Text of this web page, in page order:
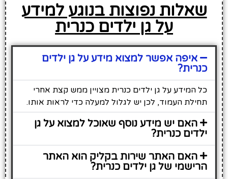
שאלות נפוצות בנוגע למידע
על גן ילדים כנרית
איפה אפשר למצוא מידע על גן ילדים
כנרית?
כל המידע על גן ילדים כנרית מצויין ממש קצת אחרי
תחילת העמוד, לכן יש לגלול למעלה כדי לראות אותו.
האם יש מידע נוסף שאוכל למצוא על גן
ילדים כנרית?
האם האתר שירות בקליק הוא האתר
הרישמי של גן ילדים כנרית?